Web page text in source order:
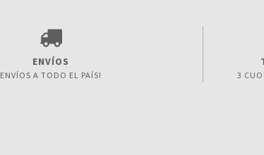
ENVÍOS
ENVÍOS A TODO EL PAÍS! 3